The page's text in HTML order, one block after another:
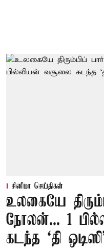
சினிமா செய்திகள்
உலகையே
நோலன்... 1
கடந்த ‘தி